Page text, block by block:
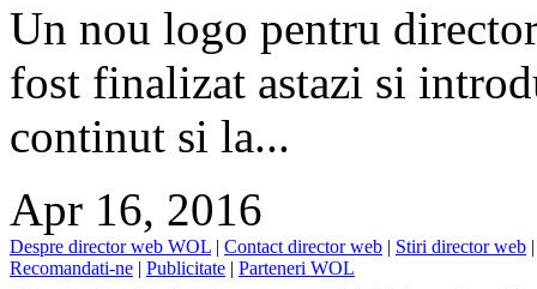
Un nou logo pentru
fost finalizat astazi si
continut si la...
Apr 16, 2016
Despre director web WOL | Contact director web | Stiri director web
Recomandati-ne | Publicitate | Parteneri WOL